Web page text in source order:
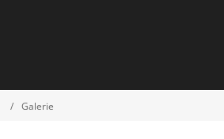
Galerie